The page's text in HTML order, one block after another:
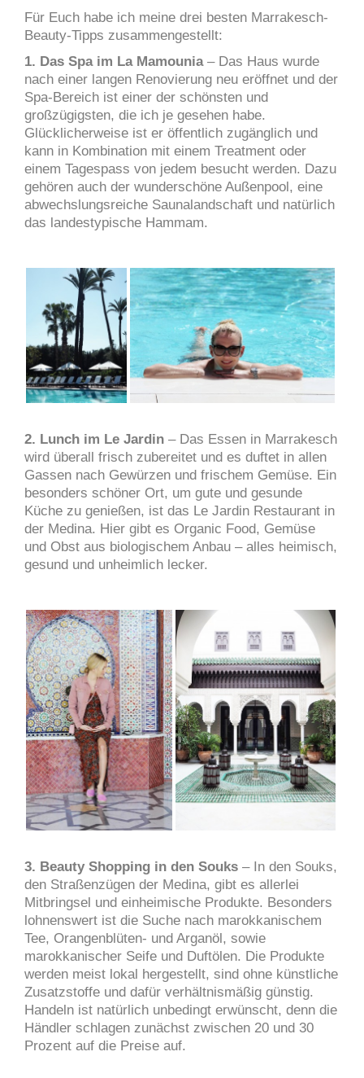
Für Euch habe ich meine drei besten Marrakesch-
Beauty-Tipps zusammengestellt:
1. Das Spa im La Mamounia– Das Haus wurde
nach einer langen Renovierung neu eröffnet und der
Spa-Bereich ist einer der schönsten und
großzügigsten, die ich je gesehen habe.
Glücklicherweise ist er öffentlich zugänglich und
kann in Kombination mit einem Treatment oder
einem Tagespass von jedem besucht werden. Dazu
gehören auch der wunderschöne Außenpool, eine
abwechslungsreiche Saunalandschaft und natürlich
das landestypische Hammam.
2. Lunch im Le Jardin – Das Essen in Marrakesch
wird überall frisch zubereitet und es duftet in allen
Gassen nach Gewürzen und frischem Gemüse. Ein
besonders schöner Ort, um gute und gesunde
Küche zu genießen, ist das Le Jardin Restaurant in
der Medina. Hier gibt es Organic Food, Gemüse
und Obst aus biologischem Anbau – alles heimisch,
gesund und unheimlich lecker.
3. Beauty Shopping in den Souks – In den Souks,
den Straßenzügen der Medina, gibt es allerlei
Mitbringsel und einheimische Produkte. Besonders
lohnenswert ist die Suche nach marokkanischem
Tee, Orangenblüten- und Arganöl, sowie
marokkanischer Seife und Duftölen. Die Produkte
werden meist lokal hergestellt, sind ohne künstliche
Zusatzstoffe und dafür verhältnismäßig günstig.
Handeln ist natürlich unbedingt erwünscht, denn die
Händler schlagen zunächst zwischen 20 und 30
Prozent auf die Preise auf.